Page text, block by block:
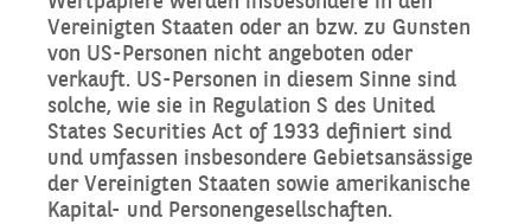
Vereinigten Staaten oder an bzw. zu Gunsten
von US-Personen nicht angeboten oder
verkauft. US-Personen in diesem Sinne sind
solche, wie sie in Regulation S des United
States Securities Act of 1933 definiert sind
und umfassen insbesondere Gebietsansässige
der Vereinigten Staaten sowie amerikanische
Kapital- und Personengesellschaften.